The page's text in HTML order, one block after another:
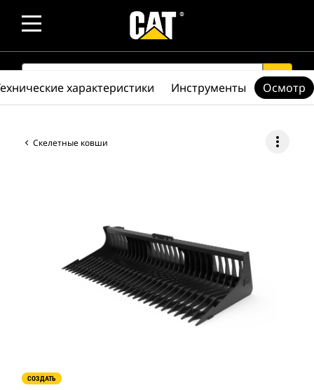
SEARCH search
Скелетные ковши more_vert
СОЗДАТЬ
характеристики Инструменты Осмотр